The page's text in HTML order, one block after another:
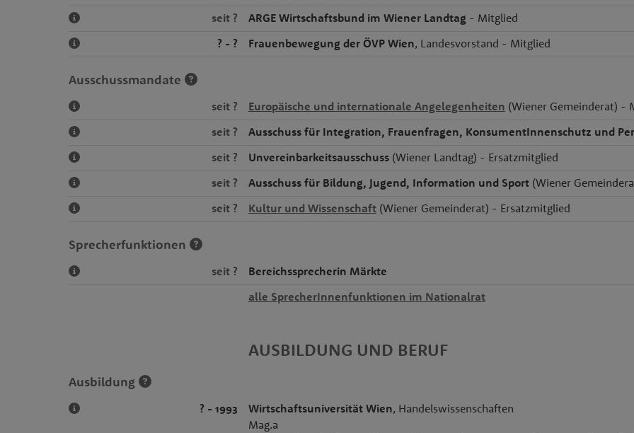
seit ?
ARGE Wirtschaftsbund im Wiener Landtag - Mitglied
? - ?
Frauenbewegung der ÖVP Wien, Landesvorstand - Mitglied
Ausschussmandate
seit ? Europäische und internationale Angelegenheiten (Wiener Gemeinderat) -
seit ?
Ausschuss für Integration, Frauenfragen, KonsumentInnenschutz und
seit ?
Unvereinbarkeitsausschuss (Wiener Landtag) - Ersatzmitglied
seit ?
Ausschuss für Bildung, Jugend, Information und Sport (Wiener
seit ?
Kultur und Wissenschaft (Wiener Gemeinderat) - Ersatzmitglied
Sprecherfunktionen
seit ?
Bereichssprecherin Märkte
alle SprecherInnenfunktionen im Nationalrat
AUSBILDUNG UND BERUF
Ausbildung
? - 1993 Wirtschaftsuniversität Wien, Handelswissenschaften
Mag.a